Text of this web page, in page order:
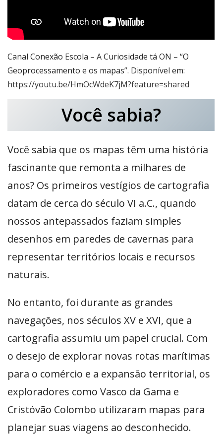
Canal Conexão Escola – A Curiosidade tá ON – “O
Geoprocessamento e os mapas”. Disponível em:
https://youtu.be/HmOcWdeK7jM?feature=shared
Você sabia?
Você sabia que os mapas têm uma história
fascinante que remonta a milhares de
anos? Os primeiros vestígios de cartografia
datam de cerca do século VI a.C., quando
nossos antepassados faziam simples
desenhos em paredes de cavernas para
representar territórios locais e recursos
naturais.
No entanto, foi durante as grandes
navegações, nos séculos XV e XVI, que a
cartografia assumiu um papel crucial. Com
o desejo de explorar novas rotas marítimas
para o comércio e a expansão territorial, os
exploradores como Vasco da Gama e
Cristóvão Colombo utilizaram mapas para
planejar suas viagens ao desconhecido.